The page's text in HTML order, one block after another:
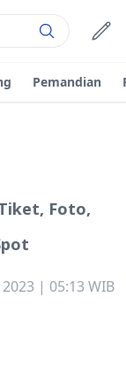
Pemandian
Foto,
| 05:13 WIB